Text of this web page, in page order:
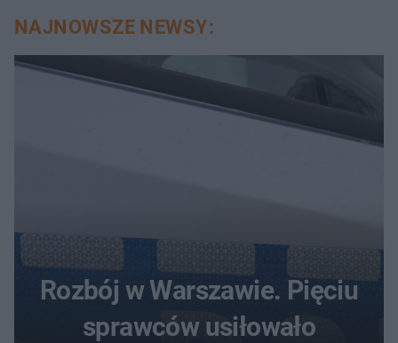
NAJNOWSZE NEWSY:
Rozbój w Warszawie. Pięciu
sprawców usiłowało